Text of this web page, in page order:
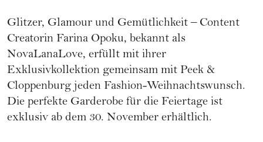
Glitzer, Glamour und Gemütlichkeit – Content
Creatorin Farina Opoku, bekannt als
NovaLanaLove, erfüllt mit ihrer
Exklusivkollektion gemeinsam mit Peek &
Cloppenburg jeden Fashion-Weihnachtswunsch.
Die perfekte Garderobe für die Feiertage ist
exklusiv ab dem 30. November erhältlich.